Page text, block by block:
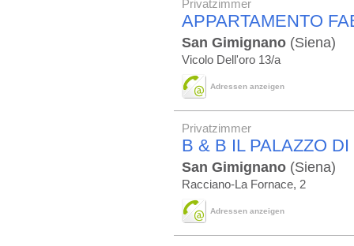
Privatzimmer
APPARTAMENTO
San Gimignano (Siena)
Vicolo Dell'oro 13/a
Adressen anzeigen
Privatzimmer
B & B IL PALAZZO
San Gimignano (Siena)
Racciano-La Fornace, 2
Adressen anzeigen